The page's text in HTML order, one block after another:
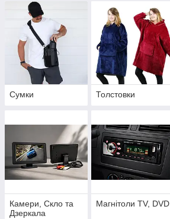
Сумки Толстовки
Камери, Скло та
Дзеркала
Магнітоли TV, DVD